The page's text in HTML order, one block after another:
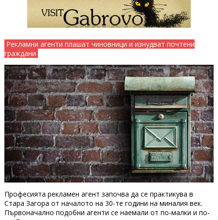
Рекламни агенти плашат чиновници и изнудват почтени
граждани
Професията рекламен агент започва да се практикува в
Стара Загора от началото на 30-те години на миналия век.
Първоначално подобни агенти се наемали от по-малки и по-